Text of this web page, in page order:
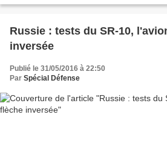
Russie : tests du SR-10,
inversée
Publié le 31/05/2016 à 22:50
Par Spécial Défense